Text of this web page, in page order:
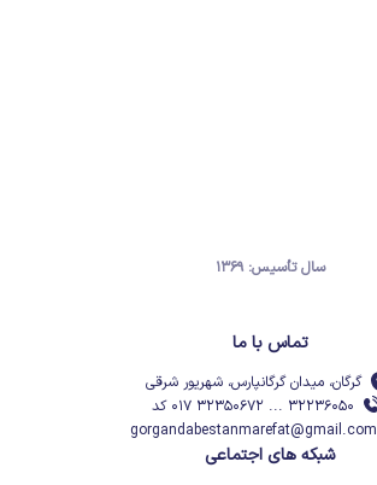
سال تأسیس: ۱۳۶۹
تماس با ما
گرگان، میدان گرگانپارس، شهریور شرقی
۳۲۲۳۶۰۵۰ ... ۳۲۳۵۰۶۷۲ ۰۱۷ کد
gorgandabestanmarefat@gmail.com
شبکه های اجتماعی